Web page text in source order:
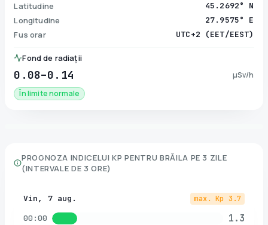
Latitudine
45.2692° N
Longitudine 27.9575° E
Fus orar UTC+2 (EET/EEST)
Fond de radiații
0.08–0.14
µSv/h
În limite normale
PROGNOZA INDICELUI KP PENTRU BRĂILA PE 3 ZILE
(INTERVALE DE 3 ORE)
Vin, 7 aug. max. Kp 3.7
00:00 1.3